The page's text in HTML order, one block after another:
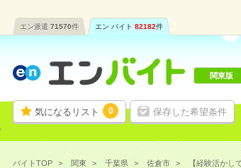
エン派遣 71570件 エン バイト 82182件
気になるリスト 0 保存した希望条件
関東版
バイトTOP 関東 千葉県 佐倉市 【経験活かし